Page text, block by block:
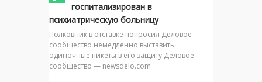
госпитализирован в
психиатрическую больницу
Полковник в отставке попросил Деловое
сообщество немедленно выставить
одиночные пикеты в его защиту Деловое
сообщество — newsdelo.com